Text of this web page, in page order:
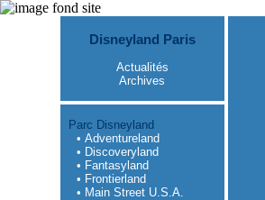
Disneyland Paris
Actualités
Archives
Parc Disneyland
• Adventureland
• Discoveryland
• Fantasyland
• Frontierland
• Main Street U.S.A.